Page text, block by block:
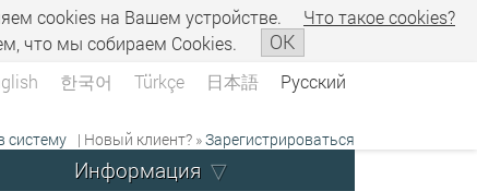
сookies на Вашем устройстве.
Что такое сookies?
что мы собираем Cookies.
OK
한국어 Türkçe 日本語 Русский
систему | Новый клиент? »Зарегистрироваться
Информация